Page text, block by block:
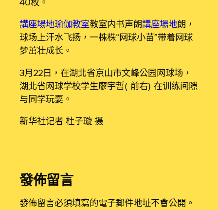
講座場地瑜伽教室教室内书声朗講座場地朗，
球场上汗水飞扬，一株株“网球小苗”带着网球
梦茁壮成长。
3月22日，在湖北省京山市文峰公园网球场，
湖北省网球学校学生廖宇哲（前右）在训练间隙
与同学玩耍。
新华社记者 杜子璇 摄
發佈留言
發佈留言必須填寫的電子郵件地址不會公開。